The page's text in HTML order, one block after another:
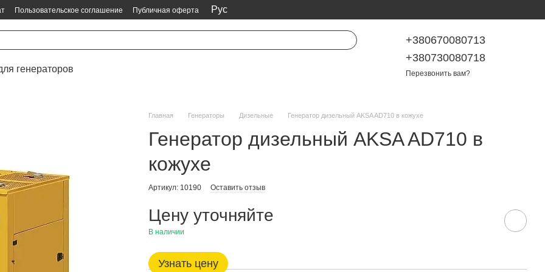
Пользовательское соглашение Публичная оферта Рус
генераторов
+380670080713
+380730080718
Перезвонить вам?
Главная Генераторы Дизельные Генератор дизельный AKSA AD710 в кожухе
Генератор дизельный AKSA AD710 в
кожухе
Артикул: 10190 Оставить отзыв
Цену уточняйте
В наличии
Узнать цену